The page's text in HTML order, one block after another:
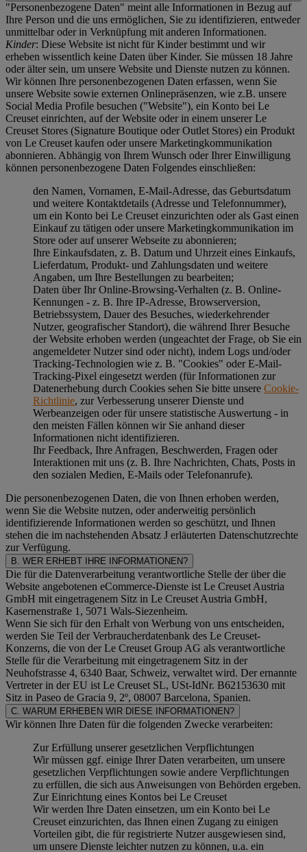
"Personenbezogene Daten" meint alle Informationen in Bezug auf
Ihre Person und die uns ermöglichen, Sie zu identifizieren, entweder
unmittelbar oder in Verknüpfung mit anderen Informationen.
Kinder: Diese Website ist nicht für Kinder bestimmt und wir
erheben wissentlich keine Daten über Kinder. Sie müssen 18 Jahre
oder älter sein, um unsere Website und Dienste nutzen zu können.
Wir können Ihre personenbezogenen Daten erfassen, wenn Sie
unsere Website sowie externen Onlinepräsenzen, wie z.B. unsere
Social Media Profile besuchen ("Website"), ein Konto bei Le
Creuset einrichten, auf der Website oder in einem unserer Le
Creuset Stores (Signature Boutique oder Outlet Stores) ein Produkt
von Le Creuset kaufen oder unsere Marketingkommunikation
abonnieren. Abhängig von Ihrem Wunsch oder Ihrer Einwilligung
können personenbezogene Daten Folgendes einschließen:
den Namen, Vornamen, E-Mail-Adresse, das Geburtsdatum
und weitere Kontaktdetails (Adresse und Telefonnummer),
um ein Konto bei Le Creuset einzurichten oder als Gast einen
Einkauf zu tätigen oder unsere Marketingkommunikation im
Store oder auf unserer Webseite zu abonnieren;
Ihre Einkaufsdaten, z. B. Datum und Uhrzeit eines Einkaufs,
Lieferdatum, Produkt- und Zahlungsdaten und weitere
Angaben, um Ihre Bestellungen zu bearbeiten;
Daten über Ihr Online-Browsing-Verhalten (z. B. Online-
Kennungen - z. B. Ihre IP-Adresse, Browserversion,
Betriebssystem, Dauer des Besuches, wiederkehrender
Nutzer, geografischer Standort), die während Ihrer Besuche
der Website erhoben werden (ungeachtet der Frage, ob Sie ein
angemeldeter Nutzer sind oder nicht), indem Logs und/oder
Tracking-Technologien wie z. B. "Cookies" oder E-Mail-
Tracking-Pixel eingesetzt werden (für Informationen zur
Datenerhebung durch Cookies sehen Sie bitte unsere Cookie-
Richtlinie, zur Verbesserung unserer Dienste und
Werbeanzeigen oder für unsere statistische Auswertung - in
den meisten Fällen können wir Sie anhand dieser
Informationen nicht identifizieren.
Ihr Feedback, Ihre Anfragen, Beschwerden, Fragen oder
Interaktionen mit uns (z. B. Ihre Nachrichten, Chats, Posts in
den sozialen Medien, E-Mails oder Telefonanrufe).
Die personenbezogenen Daten, die von Ihnen erhoben werden,
wenn Sie die Website nutzen, oder anderweitig persönlich
identifizierende Informationen werden so geschützt, und Ihnen
stehen die im nachstehenden Absatz J erläuterten Datenschutzrechte
zur Verfügung.
B. WER ERHEBT IHRE INFORMATIONEN?
Die für die Datenverarbeitung verantwortliche Stelle der über die
Website angebotenen eCommerce-Dienste ist Le Creuset Austria
GmbH mit eingetragenem Sitz in Le Creuset Austria GmbH,
Kasernenstraße 1, 5071 Wals-Siezenheim.
Wenn Sie sich für den Erhalt von Werbung von uns entscheiden,
werden Sie Teil der Verbraucherdatenbank des Le Creuset-
Konzerns, die von der Le Creuset Group AG als verantwortliche
Stelle für die Verarbeitung mit eingetragenem Sitz in der
Neuhofstrasse 4, 6340 Baar, Schweiz, verwaltet wird. Der ernannte
Vertreter in der EU ist Le Creuset SL, USt-IdNr. B62153630 mit
Sitz in Paseo de Gracia 9, 2º, 08007 Barcelona, Spanien.
C. WARUM ERHEBEN WIR DIESE INFORMATIONEN?
Wir können Ihre Daten für die folgenden Zwecke verarbeiten:
Zur Erfüllung unserer gesetzlichen Verpflichtungen
Wir müssen ggf. einige Ihrer Daten verarbeiten, um unsere
gesetzlichen Verpflichtungen sowie andere Verpflichtungen
zu erfüllen, die sich aus Anweisungen von Behörden ergeben.
Zur Einrichtung eines Kontos bei Le Creuset
Wir werden Ihre Daten einsetzen, um ein Konto bei Le
Creuset einzurichten, das Ihnen einen Zugang zu einigen
Vorteilen gibt, die für registrierte Nutzer ausgewiesen sind,
um unsere Dienste leichter nutzen zu können, u.a. ein